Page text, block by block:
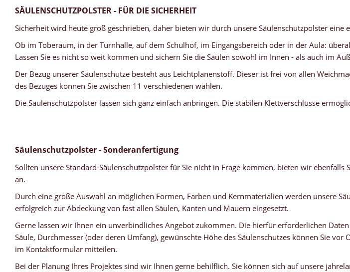
SÄULENSCHUTZPOLSTER - FÜR DIE SICHERHEIT
Sicherheit wird heute groß geschrieben, daher bieten wir durch unsere Säulenschutzpolster eine
Ob im Toberaum, in der Turnhalle, auf dem Schulhof, im Eingangsbereich oder in der Aula:
Lassen Sie es nicht so weit kommen und sichern Sie die Säulen sowohl im Innen - als auch im
Der Bezug unserer Säulenschutze besteht aus Leichtplanenstoff. Dieser ist frei von allen
des Bezuges können Sie zwischen 11 verschiedenen wählen.
Die Säulenschutzpolster lassen sich ganz einfach anbringen. Die stabilen Klettverschlüsse
Säulenschutzpolster - Sonderanfertigung
Sollten unsere Standard-Säulenschutzpolster für Sie nicht in Frage kommen, bieten wir ebenfalls
an.
Durch eine große Auswahl an möglichen Formen, Farben und Kernmaterialien werden unsere
erfolgreich zur Abdeckung von fast allen Säulen, Kanten und Mauern eingesetzt.
Gerne lassen wir Ihnen ein unverbindliches Angebot zukommen. Die hierfür erforderlichen
Säule, Durchmesser (oder deren Umfang), gewünschte Höhe des Säulenschutzes können Sie
im Kontaktformular mitteilen.
Bei der Planung Ihres Projektes sind wir Ihnen gerne behilflich. Sie können sich auf unsere